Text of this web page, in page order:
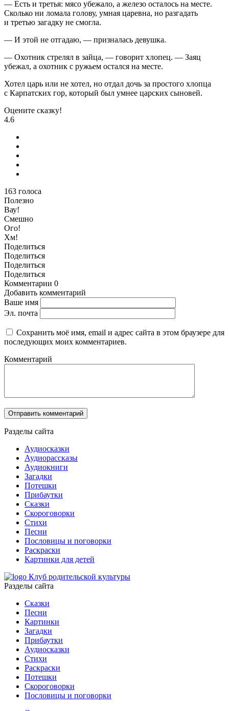
— Есть и третья: мясо убежало, а железо осталось на месте.
Сколько ни ломала голову, умная царевна, но разгадать
и третью загадку не смогла.
— И этой не отгадаю, — призналась девушка.
— Охотник стрелял в зайца, — говорит хлопец. — Заяц
убежал, а охотник с ружьем остался на месте.
Хотел царь или не хотел, но отдал дочь за простого хлопца
с Карпатских гор, который был умнее царских сыновей.
Оцените сказку!
4.6
163 голоса
Полезно
Вау!
Смешно
Ого!
Хм!
Поделиться
Поделиться
Поделиться
Поделиться
Комментарии 0
Добавить комментарий
Ваше имя
Эл. почта
Сохранить моё имя, email и адрес сайта в этом браузере для
последующих моих комментариев.
Комментарий
Разделы сайта
Аудиосказки
Аудиорассказы
Аудиокниги
Загадки
Потешки
Прибаутки
Сказки
Скороговорки
Стихи
Песни
Пословицы и поговорки
Раскраски
Картинки для детей
Клуб родительской культуры
Разделы сайта
Сказки
Песни
Картинки
Загадки
Прибаутки
Аудиосказки
Стихи
Раскраски
Потешки
Скороговорки
Пословицы и поговорки